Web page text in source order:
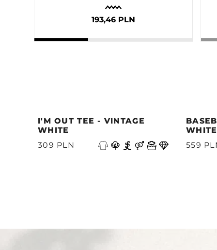
193,46 PLN
I'M OUT TEE - VINTAGE
WHITE
309 PLN
WHITE
559